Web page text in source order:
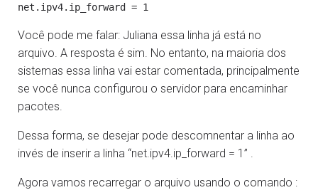
Você pode me falar: Juliana essa linha já está no
arquivo. A resposta é sim. No entanto, na maioria dos
sistemas essa linha vai estar comentada, principalmente
se você nunca configurou o servidor para encaminhar
pacotes.
Dessa forma, se desejar pode descomnentar a linha ao
invés de inserir a linha “net.ipv4.ip_forward = 1” .
Agora vamos recarregar o arquivo usando o comando :